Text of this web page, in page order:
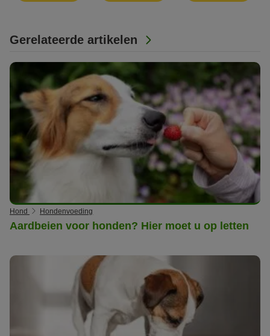
Gerelateerde artikelen
Hond Hondenvoeding
Aardbeien voor honden? Hier moet u op letten